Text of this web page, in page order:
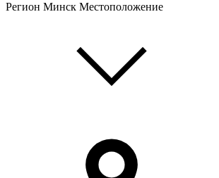
Регион Минск Местоположение